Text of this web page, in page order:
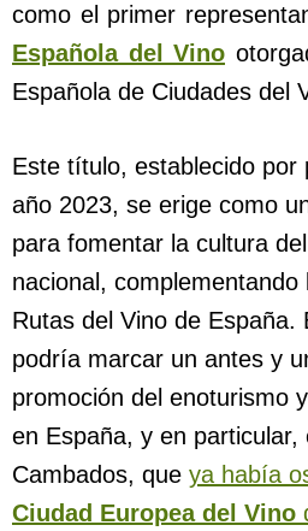
como el primer
Española del Vino
Española de Ciudades del
Este título, establecido por
año 2023, se erige como
para fomentar la cultura
nacional,
Rutas del Vino de España.
podría marcar un antes y
promoción del enoturismo
en España, y en particular,
Cambados, que ya había
Ciudad Europea del Vino